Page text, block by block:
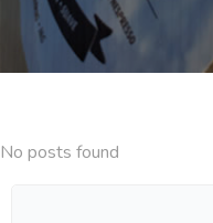
No posts found